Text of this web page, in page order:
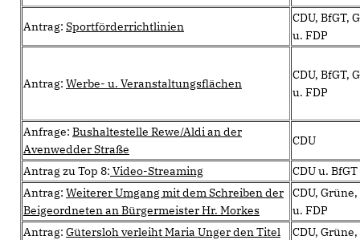
Antrag: Sportförderrichtlinien
CDU, BfGT,
u. FDP
Antrag: Werbe- u. Veranstaltungsflächen
CDU, BfGT,
u. FDP
Anfrage: Bushaltestelle Rewe/Aldi an der
Avenwedder Straße
CDU
Antrag zu Top 8: Video-Streaming
CDU u. BfGT
Antrag: Weiterer Umgang mit dem Schreiben der
Beigeordneten an Bürgermeister Hr. Morkes
CDU, Grüne,
u. FDP
Antrag: Gütersloh verleiht Maria Unger den Titel
CDU, Grüne,